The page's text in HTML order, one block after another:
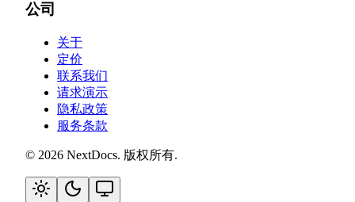
公司
关于
定价
联系我们
请求演示
隐私政策
服务条款
© 2026 NextDocs. 版权所有.